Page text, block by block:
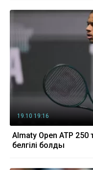
19.10 19:16
Almaty Open ATP 250
белгілі болды